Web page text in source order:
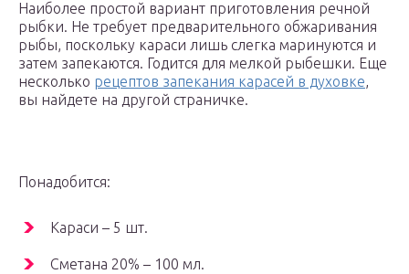
Наиболее простой вариант приготовления речной
рыбки. Не требует предварительного обжаривания
рыбы, поскольку караси лишь слегка маринуются и
затем запекаются. Годится для мелкой рыбешки. Еще
несколько рецептов запекания карасей в духовке,
вы найдете на другой страничке.
Понадобится:
Караси – 5 шт.
Сметана 20% – 100 мл.